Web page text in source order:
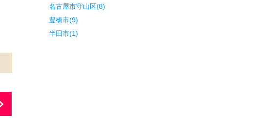
名古屋市守山区(8)
豊橋市(9)
半田市(1)